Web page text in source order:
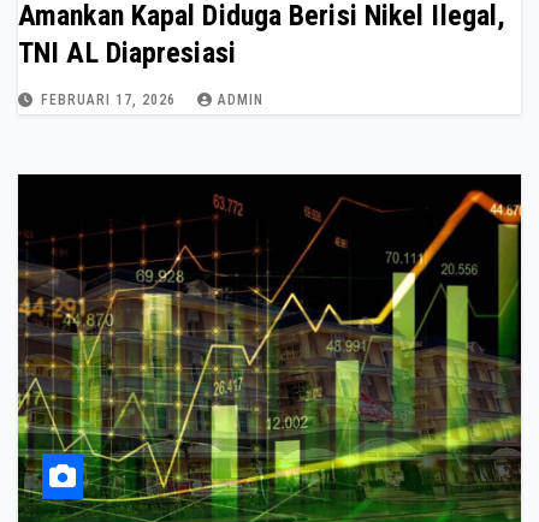
Amankan Kapal Diduga Berisi Nikel Ilegal,
TNI AL Diapresiasi
FEBRUARI 17, 2026 ADMIN